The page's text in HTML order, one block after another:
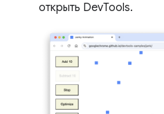
открыть DevTools.